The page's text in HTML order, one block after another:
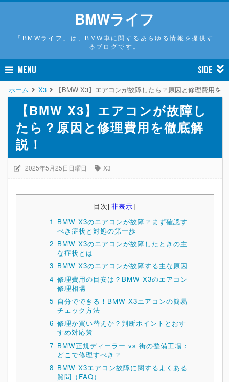
BMWライフ
「BMWライフ」は、BMW車に関するあらゆる情報を提供す
るブログです。
MENU SIDE
ホーム X3 【BMW X3】エアコンが故障したら？原因と修理費用を
【BMW X3】エアコンが故障し
たら？原因と修理費用を徹底解
説！
2025年5月25日日曜日 X3
目次[非表示]
1 BMW X3のエアコンが故障？まず確認す
べき症状と対処の第一歩
2 BMW X3のエアコンが故障したときの主
な症状とは
3 BMW X3のエアコンが故障する主な原因
4 修理費用の目安は？BMW X3のエアコン
修理相場
5 自分でできる！BMW X3エアコンの簡易
チェック方法
6 修理か買い替えか？判断ポイントとおす
すめ対応策
7 BMW正規ディーラー vs 街の整備工場：
どこで修理すべき？
8 BMW X3エアコン故障に関するよくある
質問（FAQ）